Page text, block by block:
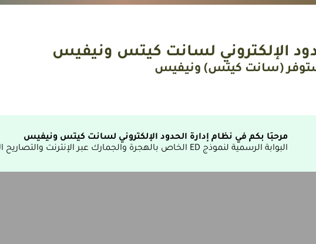
الإلكتروني لسانت كيتس ونيفيس
(سانت كيتس) ونيفيس
مرحبًا بكم في نظام إدارة الحدود الإلكتروني لسانت كيتس ونيفيس
البوابة الرسمية لنموذج ED الخاص بالهجرة والجمارك عبر الإنترنت والتصاريح الإلكترونية للسفر